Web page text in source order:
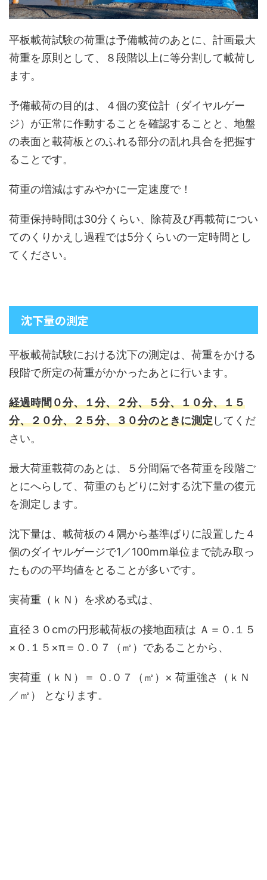
平板載荷試験の荷重は予備載荷のあとに、計画最大
荷重を原則として、８段階以上に等分割して載荷し
ます。
予備載荷の目的は、４個の変位計（ダイヤルゲー
ジ）が正常に作動することを確認することと、地盤
の表面と載荷板とのふれる部分の乱れ具合を把握す
ることです。
荷重の増減はすみやかに一定速度で！
荷重保持時間は30分くらい、除荷及び再載荷につい
てのくりかえし過程では5分くらいの一定時間とし
てください。
沈下量の測定
平板載荷試験における沈下の測定は、荷重をかける
段階で所定の荷重がかかったあとに行います。
経過時間０分、１分、２分、５分、１０分、１５
分、２０分、２５分、３０分のときに測定してくだ
さい。
最大荷重載荷のあとは、５分間隔で各荷重を段階ご
とにへらして、荷重のもどりに対する沈下量の復元
を測定します。
沈下量は、載荷板の４隅から基準ばりに設置した４
個のダイヤルゲージで1／100mm単位まで読み取っ
たものの平均値をとることが多いです。
実荷重（ｋＮ）を求める式は、
直径３０cmの円形載荷板の接地面積は Ａ＝０.１５
×０.１５×π＝０.０７（㎡）であることから、
実荷重（ｋＮ）＝ ０.０７（㎡）× 荷重強さ（ｋＮ
／㎡） となります。